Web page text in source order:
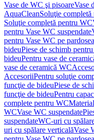
Vase de WC şi pisoareVase
AquaCleanSoluţie
Soluţie completă pentru WC
pentru Vase WC suspendate
pentru Vase WC pe
bideuPiese de schimb
bideuPentru vase de
vase de ceramică WC
AccesoriiPentru soluţie
funcţie de bideuPiese de
funcţie de bideuPentru
complete pentru WC
WCVase WC suspendate
suspendateWC-uri cu
uri cu spălare verticalăVase